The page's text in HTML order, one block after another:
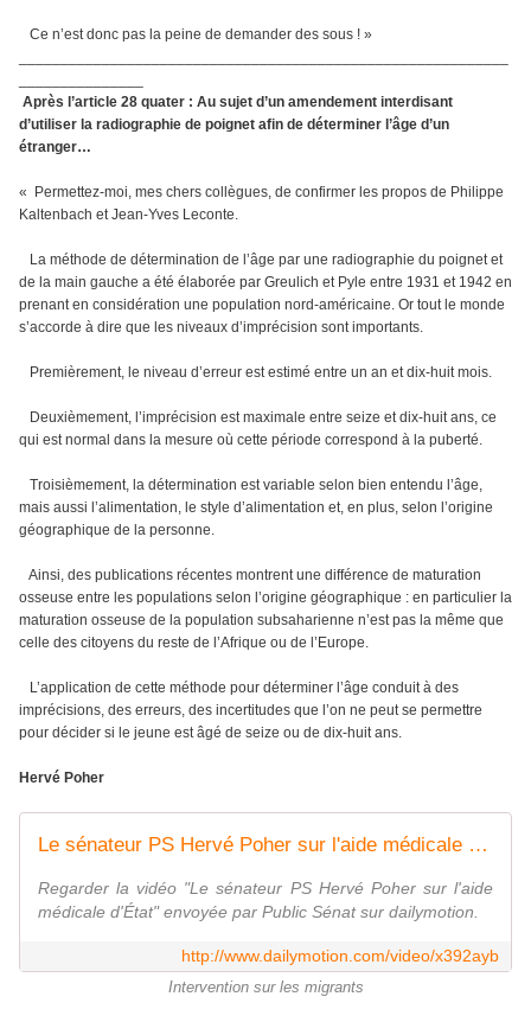
Ce n’est donc pas la peine de demander des sous ! »
Après l’article 28 quater : Au sujet d’un amendement interdisant
d’utiliser la radiographie de poignet afin de déterminer l’âge d’un
étranger…
« Permettez-moi, mes chers collègues, de confirmer les propos de Philippe
Kaltenbach et Jean-Yves Leconte.
La méthode de détermination de l’âge par une radiographie du poignet et
de la main gauche a été élaborée par Greulich et Pyle entre 1931 et 1942 en
prenant en considération une population nord-américaine. Or tout le monde
s’accorde à dire que les niveaux d’imprécision sont importants.
Premièrement, le niveau d’erreur est estimé entre un an et dix-huit mois.
Deuxièmement, l’imprécision est maximale entre seize et dix-huit ans, ce
qui est normal dans la mesure où cette période correspond à la puberté.
Troisièmement, la détermination est variable selon bien entendu l’âge,
mais aussi l’alimentation, le style d’alimentation et, en plus, selon l’origine
géographique de la personne.
Ainsi, des publications récentes montrent une différence de maturation
osseuse entre les populations selon l’origine géographique : en particulier la
maturation osseuse de la population subsaharienne n’est pas la même que
celle des citoyens du reste de l’Afrique ou de l’Europe.
L’application de cette méthode pour déterminer l’âge conduit à des
imprécisions, des erreurs, des incertitudes que l’on ne peut se permettre
pour décider si le jeune est âgé de seize ou de dix-huit ans.
Hervé Poher
Le sénateur PS Hervé Poher sur l'aide médicale d'État
Regarder la vidéo "Le sénateur PS Hervé Poher sur l'aide
médicale d'État" envoyée par Public Sénat sur dailymotion.
http://www.dailymotion.com/video/x392ayb
Intervention sur les migrants